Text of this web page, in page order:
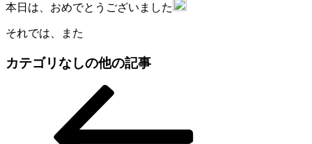
本日は、おめでとうございました
それでは、また
カテゴリなしの他の記事